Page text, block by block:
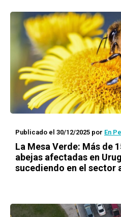
Publicado el 30/12/2025 por En
La Mesa Verde: Más de
abejas afectadas en
sucediendo en el sector